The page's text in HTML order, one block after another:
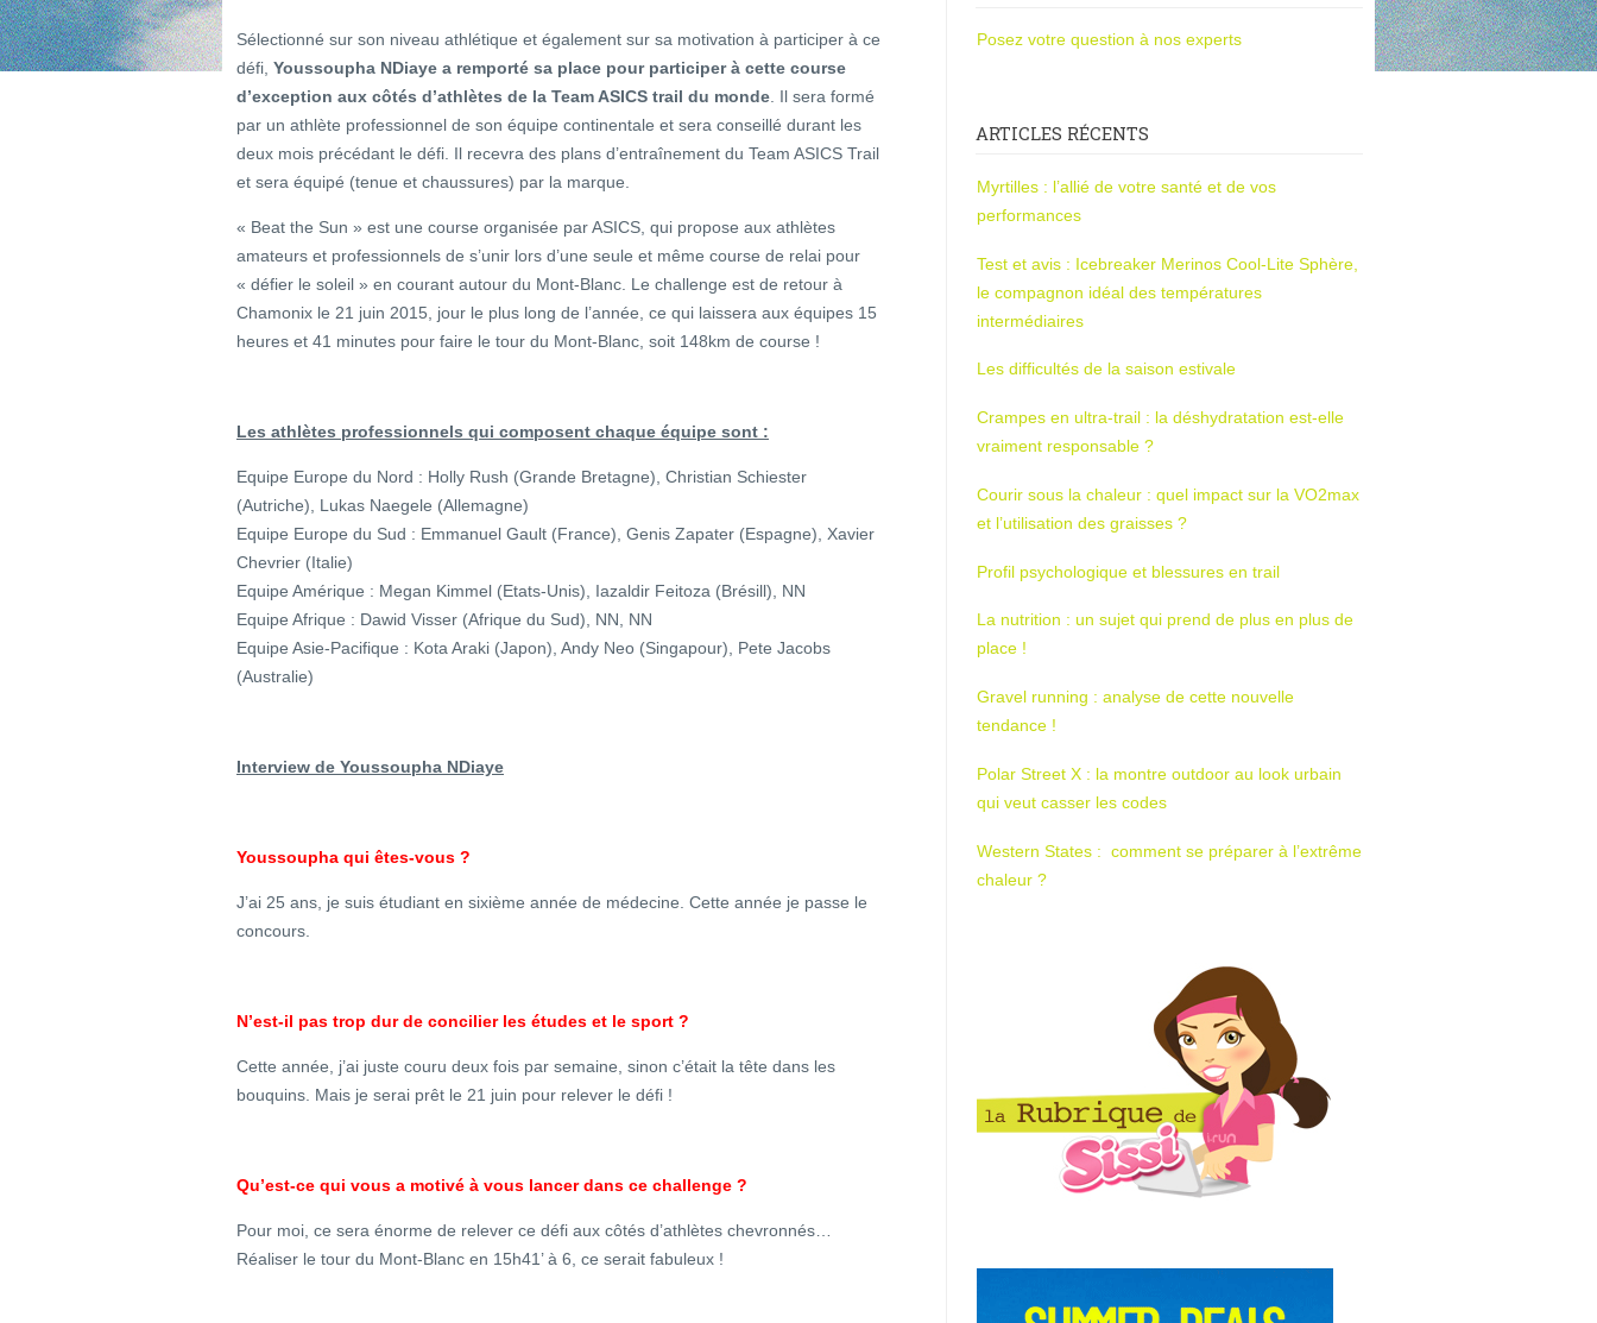
Sélectionné sur son niveau athlétique et également sur sa motivation à participer à ce
défi, Youssoupha NDiaye a remporté sa place pour participer à cette course
d’exception aux côtés d’athlètes de la Team ASICS trail du monde . Il sera formé
par un athlète professionnel de son équipe continentale et sera conseillé durant les
deux mois précédant le défi. Il recevra des plans d’entraînement du Team ASICS Trail
et sera équipé (tenue et chaussures) par la marque.
« Beat the Sun » est une course organisée par ASICS, qui propose aux athlètes
amateurs et professionnels de s’unir lors d’une seule et même course de relai pour
« défier le soleil » en courant autour du Mont-Blanc. Le challenge est de retour à
Chamonix le 21 juin 2015, jour le plus long de l’année, ce qui laissera aux équipes 15
heures et 41 minutes pour faire le tour du Mont-Blanc, soit 148km de course !
Les athlètes professionnels qui composent chaque équipe sont :
Equipe Europe du Nord : Holly Rush (Grande Bretagne), Christian Schiester
(Autriche), Lukas Naegele (Allemagne)
Equipe Europe du Sud : Emmanuel Gault (France), Genis Zapater (Espagne), Xavier
Chevrier (Italie)
Equipe Amérique : Megan Kimmel (Etats-Unis), Iazaldir Feitoza (Brésill), NN
Equipe Afrique : Dawid Visser (Afrique du Sud), NN, NN
Equipe Asie-Pacifique : Kota Araki (Japon), Andy Neo (Singapour), Pete Jacobs
(Australie)
Interview de Youssoupha NDiaye
Youssoupha qui êtes-vous ?
J’ai 25 ans, je suis étudiant en sixième année de médecine. Cette année je passe le
concours.
N’est-il pas trop dur de concilier les études et le sport ?
Cette année, j’ai juste couru deux fois par semaine, sinon c’était la tête dans les
bouquins. Mais je serai prêt le 21 juin pour relever le défi !
Qu’est-ce qui vous a motivé à vous lancer dans ce challenge ?
Pour moi, ce sera énorme de relever ce défi aux côtés d’athlètes chevronnés…
Réaliser le tour du Mont-Blanc en 15h41’ à 6, ce serait fabuleux !
Posez votre question à nos experts
ARTICLES RÉCENTS
Myrtilles : l’allié de votre santé et de vos
performances
Test et avis : Icebreaker Merinos Cool-Lite Sphère,
le compagnon idéal des températures
intermédiaires
Les difficultés de la saison estivale
Crampes en ultra-trail : la déshydratation est-elle
vraiment responsable ?
Courir sous la chaleur : quel impact sur la VO2max
et l’utilisation des graisses ?
Profil psychologique et blessures en trail
La nutrition : un sujet qui prend de plus en plus de
place !
Gravel running : analyse de cette nouvelle
tendance !
Polar Street X : la montre outdoor au look urbain
qui veut casser les codes
Western States : comment se préparer à l’extrême
chaleur ?